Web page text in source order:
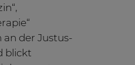
der Justus-
blickt